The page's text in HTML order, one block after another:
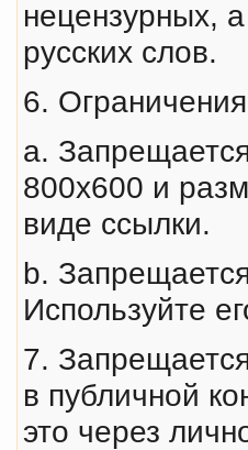
нецензурных,
русских слов.
6.
a.
800x600 и
виде ссылки.
b.
Используйте
7.
в публичной
это через